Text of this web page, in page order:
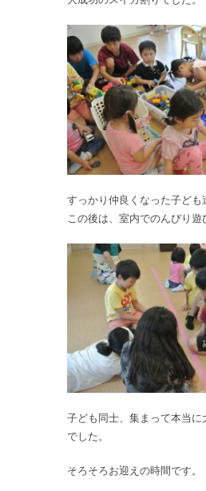
すっかり仲良くなった子ども
この後は、室内でのんびり遊
子ども同士、集まって本当に
でした。
そろそろお迎えの時間です。